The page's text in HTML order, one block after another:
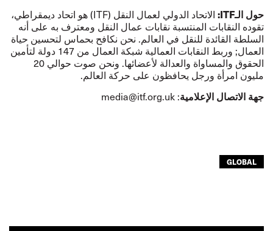
حول الـITF
:
الاتحاد الدولي لعمال النقل (ITF) هو اتحاد ديمقراطي،
تقوده النقابات المنتسبة نقابات عمال النقل ومعترف به على أنه
السلطة القائدة للنقل في العالم. نحن نكافح بحماس لتحسين حياة
العمال; وربط النقابات العمالية شبكة العمال من 147 دولة لتأمين
الحقوق والمساواة والعدالة لأعضائها. ونحن صوت حوالي 20
مليون امرأة ورجل يحافظون على حركة العالم.
جهة الاتصال الإعلامية:
media@itf.org.uk
GLOBAL